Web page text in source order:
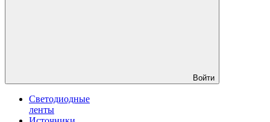
Войти
Светодиодные
ленты